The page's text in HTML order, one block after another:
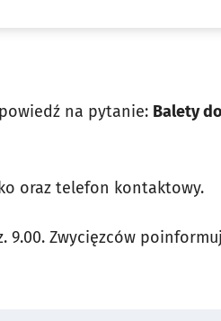
na pytanie: Balety
oraz telefon kontaktowy.
9.00. Zwycięzców